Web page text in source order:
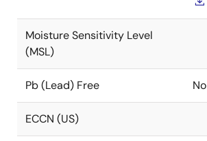
Moisture Sensitivity Level
(MSL)
Pb (Lead) Free No
ECCN (US)